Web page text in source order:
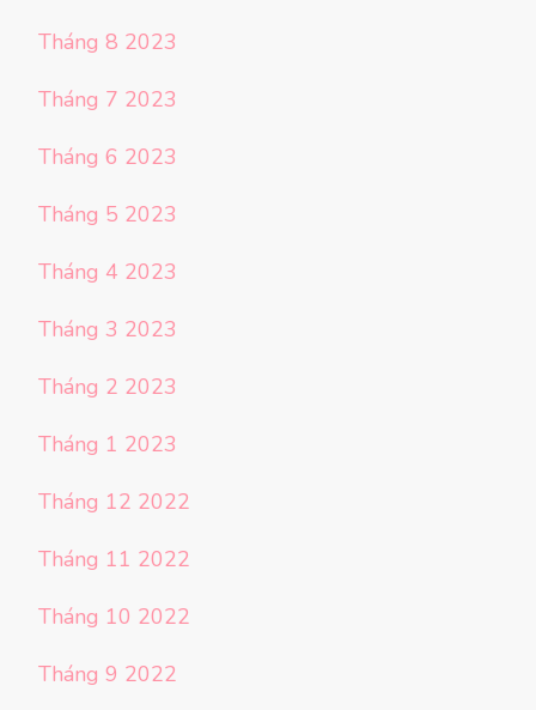
Tháng 8 2023
Tháng 7 2023
Tháng 6 2023
Tháng 5 2023
Tháng 4 2023
Tháng 3 2023
Tháng 2 2023
Tháng 1 2023
Tháng 12 2022
Tháng 11 2022
Tháng 10 2022
Tháng 9 2022